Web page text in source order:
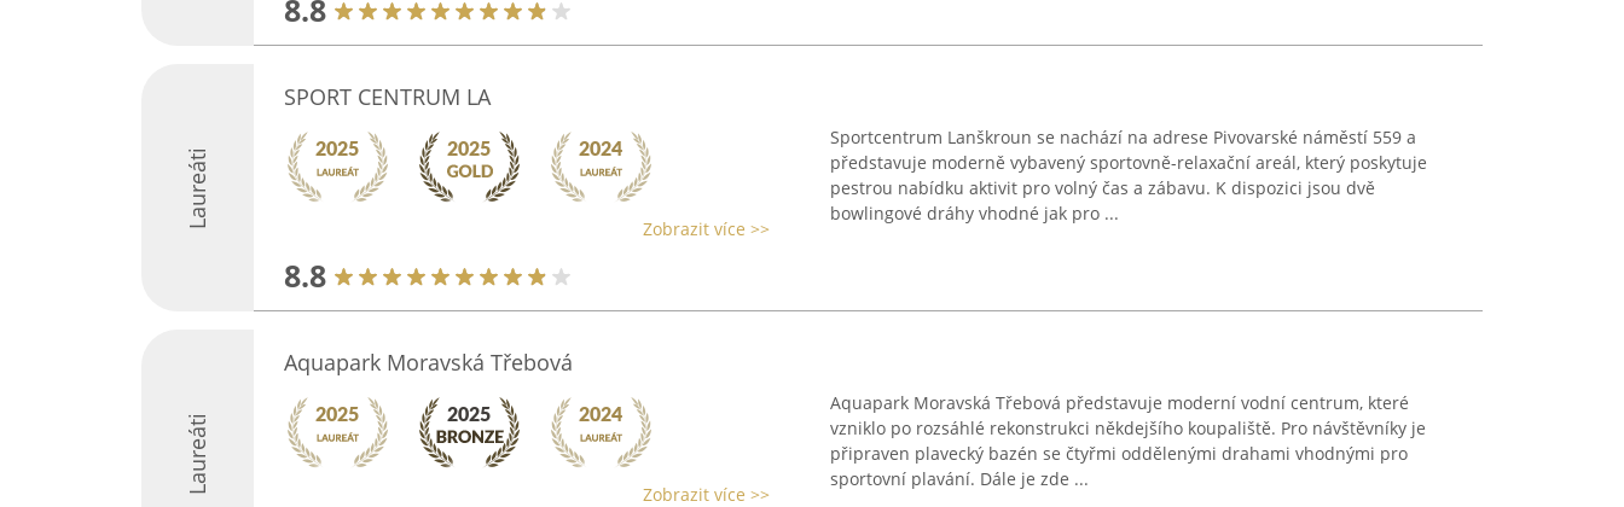
8.8
Laureáti
SPORT CENTRUM LA
Zobrazit více >>
8.8
Sportcentrum Lanškroun se nachází na adrese Pivovarské náměstí 559 a
představuje moderně vybavený sportovně-relaxační areál, který poskytuje
pestrou nabídku aktivit pro volný čas a zábavu. K dispozici jsou dvě
bowlingové dráhy vhodné jak pro ...
Laureáti
Aquapark Moravská Třebová
Zobrazit více >>
Aquapark Moravská Třebová představuje moderní vodní centrum, které
vzniklo po rozsáhlé rekonstrukci někdejšího koupaliště. Pro návštěvníky je
připraven plavecký bazén se čtyřmi oddělenými drahami vhodnými pro
sportovní plavání. Dále je zde ...